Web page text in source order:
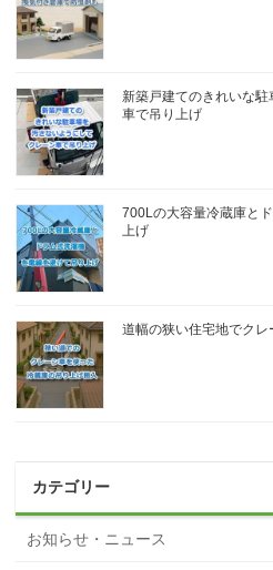
新築戸建てのきれいな
車で吊り上げ
700Lの大容量冷蔵庫と
上げ
道幅の狭い住宅地でクレ
カテゴリー
お知らせ・ニュース